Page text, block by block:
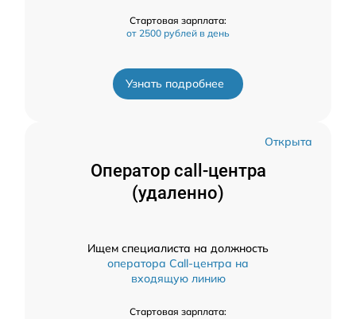
Стартовая зарплата:
от 2500 рублей в день
Узнать подробнее
Открыта
Оператор call-центра
(удаленно)
Ищем специалиста на должность
оператора Call-центра на
входящую линию
Стартовая зарплата: